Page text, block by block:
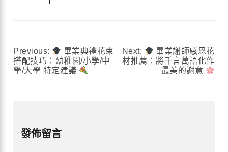
文
覽
Previous:
畢業典禮花束
搭配技巧：幼稚園/小學/中
學/大學 特定建議
Next:
畢業謝師感恩花
材推薦：將千言萬語化作
最美的謝意
發佈留言